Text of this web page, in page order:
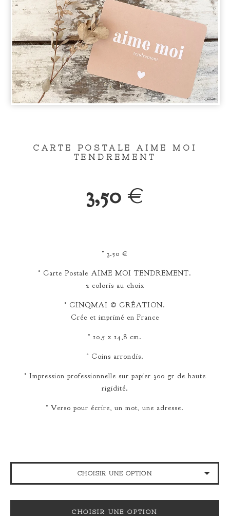
CARTE POSTALE AIME MOI
TENDREMENT
3,50 €
° 3.50 €
° Carte Postale AIME MOI TENDREMENT.
2 coloris au choix
° CINQMAI © CRÉATION.
Crée et imprimé en France
° 10,5 x 14,8 cm.
° Coins arrondis.
° Impression professionnelle sur papier 300 gr de haute
rigidité.
° Verso pour écrire, un mot, une adresse.
CHOISIR UNE OPTION
ROSE D'AUTOMNE
CHOISIR UNE OPTION